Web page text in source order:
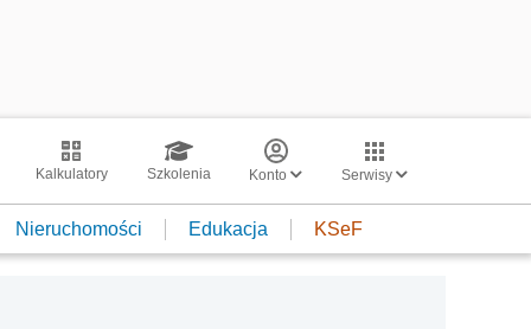
Kalkulatory Szkolenia Konto Serwisy
Nieruchomości Edukacja KSeF